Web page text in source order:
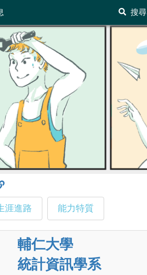
搜尋
涯進路 能力特質
輔仁大學
統計資訊學系